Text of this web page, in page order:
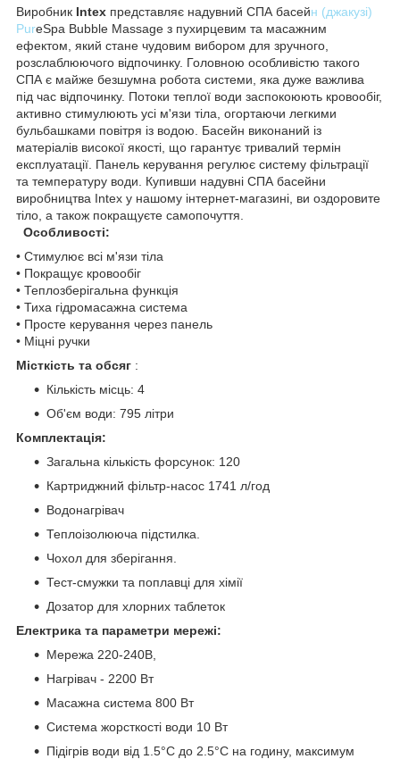
Виробник Intex представляє надувний СПА басейн (джакузі)
PureSpa Bubble Massage з пухирцевим та масажним
ефектом, який стане чудовим вибором для зручного,
розслаблюючого відпочинку. Головною особливістю такого
СПА є майже безшумна робота системи, яка дуже важлива
під час відпочинку. Потоки теплої води заспокоюють кровообіг,
активно стимулюють усі м'язи тіла, огортаючи легкими
бульбашками повітря із водою. Басейн виконаний із
матеріалів високої якості, що гарантує тривалий термін
експлуатації. Панель керування регулює систему фільтрації
та температуру води. Купивши надувні СПА басейни
виробництва Intex у нашому інтернет-магазині, ви оздоровите
тіло, а також покращуєте самопочуття.
Особливості:
• Стимулює всі м'язи тіла
• Покращує кровообіг
• Теплозберігальна функція
• Тиха гідромасажна система
• Просте керування через панель
• Міцні ручки
Місткість та обсяг :
Кількість місць: 4
Об'єм води: 795 літри
Комплектація:
Загальна кількість форсунок: 120
Картриджний фільтр-насос 1741 л/год
Водонагрівач
Теплоізолююча підстилка.
Чохол для зберігання.
Тест-смужки та поплавці для хімії
Дозатор для хлорних таблеток
Електрика та параметри мережі:
Мережа 220-240В,
Нагрівач - 2200 Вт
Масажна система 800 Вт
Система жорсткості води 10 Вт
Підігрів води від 1.5°С до 2.5°С на годину, максимум